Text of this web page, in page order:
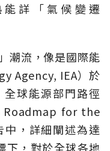
詳「氣候變遷
潮流，像是國際能
Agency, IEA）於
球能源部門路徑
Roadmap for the
，詳細闡述為達
，對於全球各地